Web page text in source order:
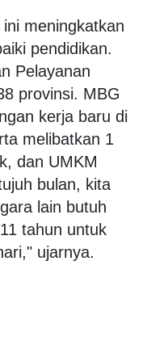
meningkatkan
pendidikan.
Pelayanan
provinsi. MBG
kerja baru di
melibatkan 1
dan UMKM
bulan, kita
lain butuh
tahun untuk
ujarnya.